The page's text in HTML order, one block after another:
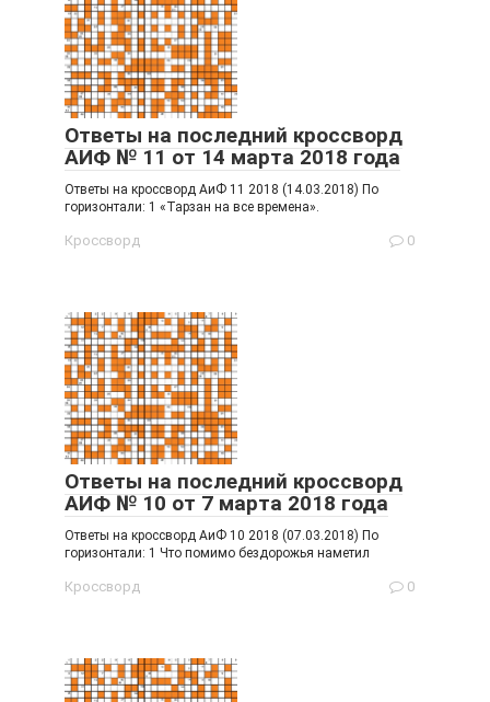
Ответы на последний кроссворд
АИФ № 11 от 14 марта 2018 года
Ответы на кроссворд АиФ 11 2018 (14.03.2018) По
горизонтали: 1 «Тарзан на все времена».
Кроссворд 0
Ответы на последний кроссворд
АИФ № 10 от 7 марта 2018 года
Ответы на кроссворд АиФ 10 2018 (07.03.2018) По
горизонтали: 1 Что помимо бездорожья наметил
Кроссворд 0